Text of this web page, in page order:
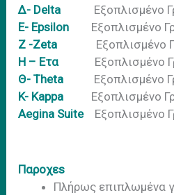
Δ- Delta
Εξοπλισμένο
Ε- Epsilon
Εξοπλισμένο
Ζ -Ζeta
Εξοπλισμένο
Η – Ετα
Εξοπλισμένο
Θ- Τheta
Εξοπλισμένο
K- Kappa
Εξοπλισμένο
Aegina SuiteΕξοπλισμένο
Παροχεs
Πλήρως επιπλωμένα